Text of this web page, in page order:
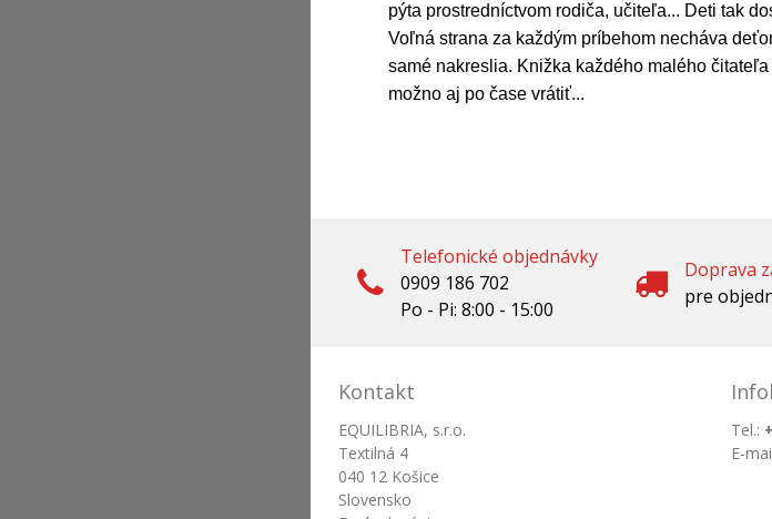
pýta prostredníctvom rodiča, učiteľa... Deti tak
Voľná strana za každým príbehom necháva
samé nakreslia. Knižka každého malého
možno aj po čase vrátiť...
Telefonické objednávky
0909 186 702
Po - Pi: 8:00 - 15:00
Doprava
pre
Kontakt
EQUILIBRIA, s.r.o.
Textilná 4
040 12 Košice
Slovensko
Tel.:
E-